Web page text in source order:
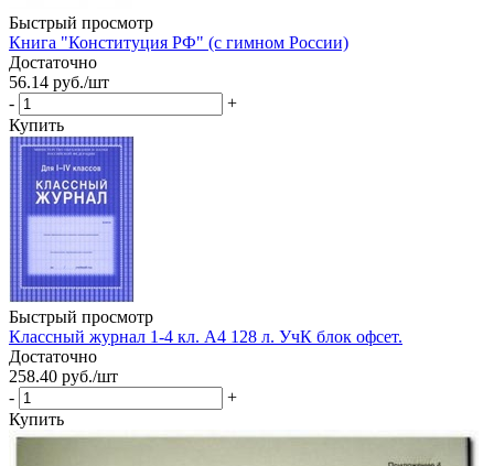
Быстрый просмотр
Книга "Конституция РФ" (с гимном России)
Достаточно
56.14 руб./шт
-
+
Купить
Быстрый просмотр
Классный журнал 1-4 кл. А4 128 л. УчК блок офсет.
Достаточно
258.40 руб./шт
-
+
Купить